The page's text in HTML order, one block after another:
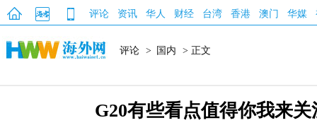
评论 资讯 华人 财经 台湾 香港 澳门 华媒
评论 > 国内 > 正文
G20有些看点值得你我来关